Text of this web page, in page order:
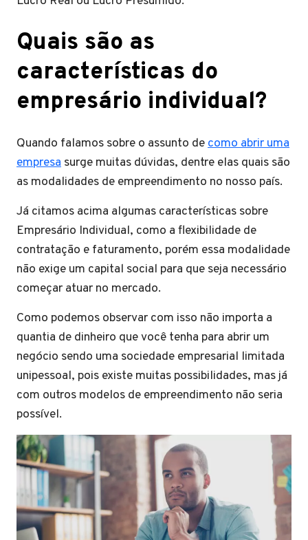
Quais são as
características do
empresário individual?
Quando falamos sobre o assunto decomo abrir uma
empresa surge muitas dúvidas, dentre elas quais são
as modalidades de empreendimento no nosso país.
Já citamos acima algumas características sobre
Empresário Individual, como a flexibilidade de
contratação e faturamento, porém essa modalidade
não exige um capital social para que seja necessário
começar atuar no mercado.
Como podemos observar com isso não importa a
quantia de dinheiro que você tenha para abrir um
negócio sendo uma sociedade empresarial limitada
unipessoal, pois existe muitas possibilidades, mas já
com outros modelos de empreendimento não seria
possível.